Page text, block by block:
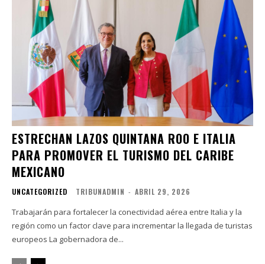
ESTRECHAN LAZOS QUINTANA ROO E ITALIA
PARA PROMOVER EL TURISMO DEL CARIBE
MEXICANO
UNCATEGORIZED TRIBUNADMIN - ABRIL 29, 2026
Trabajarán para fortalecer la conectividad aérea entre Italia y la
región como un factor clave para incrementar la llegada de turistas
europeos La gobernadora de...